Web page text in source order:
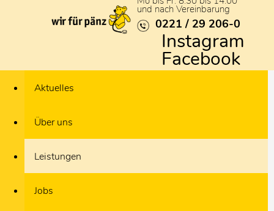
und nach Vereinbarung
0221 / 29 206-0
Instagram
Facebook
Aktuelles
Über uns
Leistungen
Jobs